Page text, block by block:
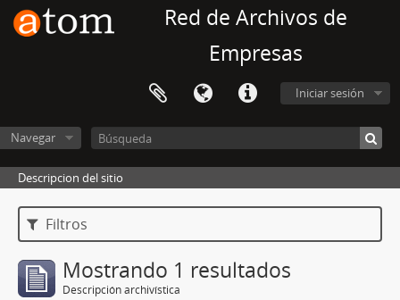
Red de Archivos de
Empresas
Iniciar sesión
Navegar
Descripcion del sitio
Filtros
Mostrando 1 resultados
Descripción archivística